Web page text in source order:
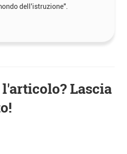
dell'istruzione".
Lascia